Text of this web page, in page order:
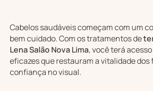
Cabelos saudáveis começam com um
bem cuidado. Com os tratamentos de
Lena Salão Nova Lima, você terá
eficazes que restauram a vitalidade dos
confiança no visual.